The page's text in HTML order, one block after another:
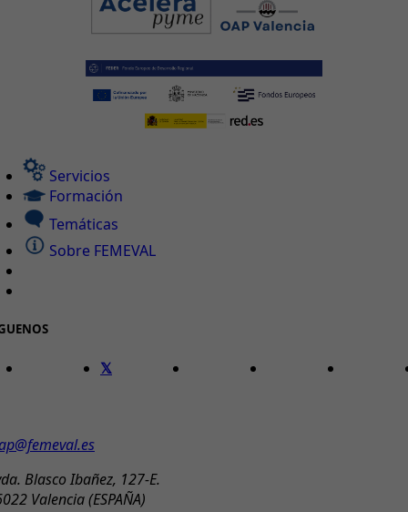
Servicios
Formación
Temáticas
Sobre FEMEVAL
Blasco Ibañez, 127-E.
Valencia (ESPAÑA)